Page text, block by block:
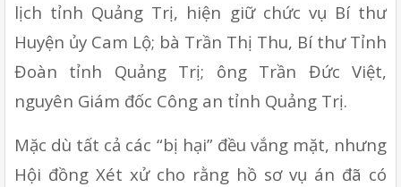
lịch tỉnh Quảng Trị, hiện giữ chức vụ Bí thư
Huyện ủy Cam Lộ; bà Trần Thị Thu, Bí thư Tỉnh
Đoàn tỉnh Quảng Trị; ông Trần Đức Việt,
nguyên Giám đốc Công an tỉnh Quảng Trị.
Mặc dù tất cả các “bị hại” đều vắng mặt, nhưng
Hội đồng Xét xử cho rằng hồ sơ vụ án đã có